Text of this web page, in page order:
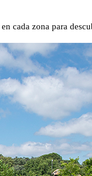
cada zona para